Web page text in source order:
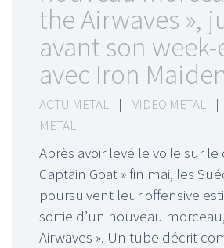
the Airwaves »,
avant son
avec Iron
ACTU METAL | VIDEO METAL |
METAL
Après avoir levé le voile sur le
Captain Goat » fin mai, les
poursuivent leur offensive
sortie d’un nouveau
Airwaves ». Un tube décrit